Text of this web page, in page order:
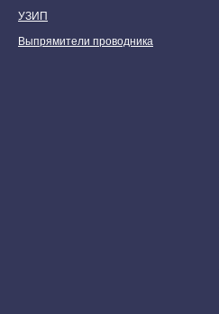
УЗИП
Выпрямители проводника